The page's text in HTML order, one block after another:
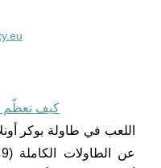
كيف تعظّم